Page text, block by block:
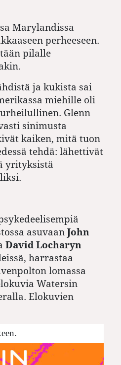
Marylandissa
perheeseen.
pilalle
ja kukista sai
miehille oli
Glenn
sinimusta
kaiken, mitä tuon
tehdä: lähettivät
yrityksistä
asuvaan John
David Locharyn
harrastaa
lomassa
Watersin
Elokuvien